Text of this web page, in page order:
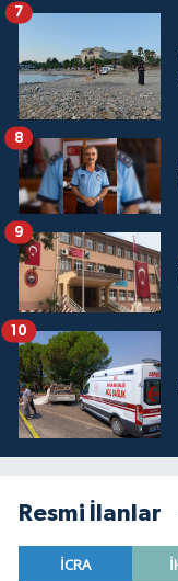
7
8
9
10
Resmi İlanlar